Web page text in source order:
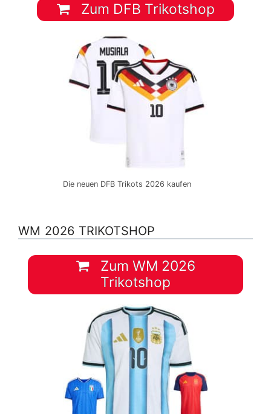
Zum DFB Trikotshop
Die neuen DFB Trikots 2026 kaufen
WM 2026 TRIKOTSHOP
Zum WM 2026
Trikotshop